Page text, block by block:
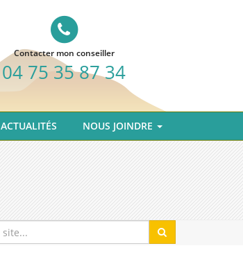
Contacter mon conseiller
04 75 35 87 34
ACTUALITÉS NOUS JOINDRE